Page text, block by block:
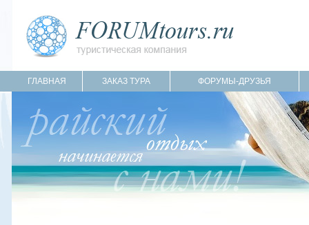
ГЛАВНАЯ ЗАКАЗ ТУРА ФОРУМЫ-ДРУЗЬЯ